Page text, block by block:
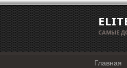
САМЫЕ
Главная